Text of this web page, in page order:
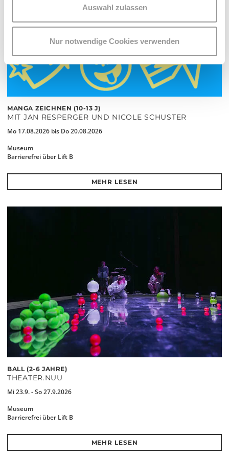
Auswahl zulassen
Nur notwendige Cookies verwenden
MANGA ZEICHNEN (10-13 J)
MIT JAN RESPERGER UND NICOLE SCHUSTER
Mo 17.08.2026 bis Do 20.08.2026
Museum
Barrierefrei über Lift B
MEHR LESEN
BALL (2-6 JAHRE)
THEATER.NUU
Mi 23.9. - So 27.9.2026
Museum
Barrierefrei über Lift B
MEHR LESEN